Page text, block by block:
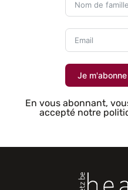
Je m'abonne
En vous abonnant,
accepté notre